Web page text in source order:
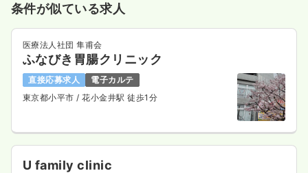
条件が似ている求人
医療法人社団 隼甫会
ふなびき胃腸クリニック
直接応募求人
電子カルテ
東京都小平市/ 花小金井駅 徒歩1分
U family clinic